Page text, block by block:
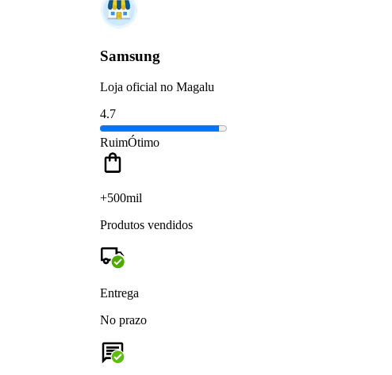
Samsung
Loja oficial no Magalu
4.7
RuimÓtimo
+500mil
Produtos vendidos
Entrega
No prazo